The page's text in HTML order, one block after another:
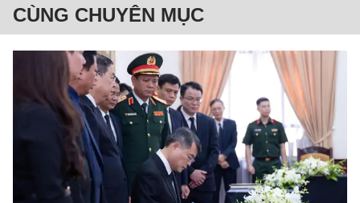
CÙNG CHUYÊN MỤC